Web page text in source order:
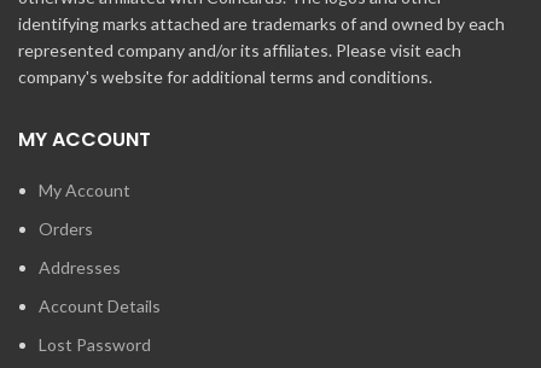
identifying marks attached are trademarks of and owned by each
represented company and/or its affiliates. Please visit each
company's website for additional terms and conditions.
MY ACCOUNT
My Account
Orders
Addresses
Account Details
Lost Password